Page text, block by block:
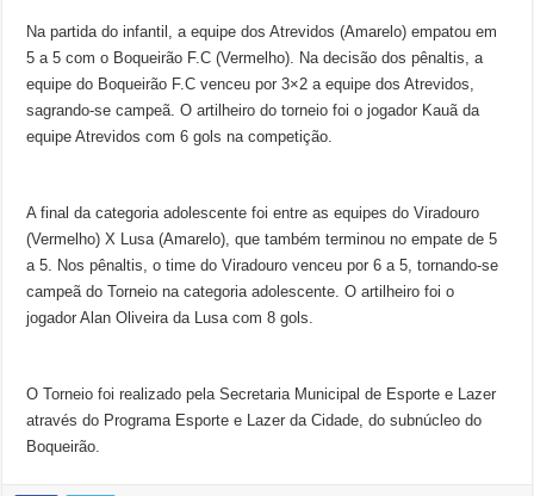
Na partida do infantil, a equipe dos Atrevidos (Amarelo) empatou em
5 a 5 com o Boqueirão F.C (Vermelho). Na decisão dos pênaltis, a
equipe do Boqueirão F.C venceu por 3×2 a equipe dos Atrevidos,
sagrando-se campeã. O artilheiro do torneio foi o jogador Kauã da
equipe Atrevidos com 6 gols na competição.
A final da categoria adolescente foi entre as equipes do Viradouro
(Vermelho) X Lusa (Amarelo), que também terminou no empate de 5
a 5. Nos pênaltis, o time do Viradouro venceu por 6 a 5, tornando-se
campeã do Torneio na categoria adolescente. O artilheiro foi o
jogador Alan Oliveira da Lusa com 8 gols.
O Torneio foi realizado pela Secretaria Municipal de Esporte e Lazer
através do Programa Esporte e Lazer da Cidade, do subnúcleo do
Boqueirão.